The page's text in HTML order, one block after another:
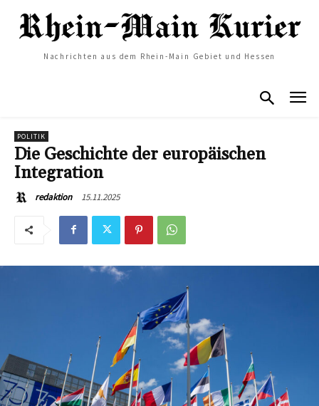
Nachrichten aus dem Rhein-Main Gebiet und Hessen
POLITIK
Die Geschichte der europäischen
Integration
redaktion 15.11.2025